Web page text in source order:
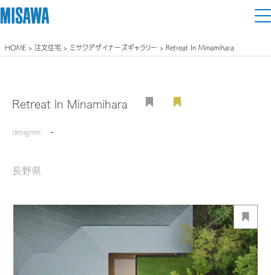
住まい
商品ラインアップ
建築事例・建築実例
デザイナーズギャラリー
個人のお客さま
賃貸住宅
店舗・各種施設
土地活用モデルルーム見学
リフォーム
戸建て・マンション
ミサワリフォームとは
リフォームの流れ
まちづくり
複合開発・投資開発
複合開発事業（ASMACI-アスマチ-）
オーナーサポート
サポートメニュー
企業・IR情報
HOME > 注文住宅 > ミサワデザイナーズギャラリー > Retreat In Minamihara
Retreat In Minamihara
designer: -
長野県